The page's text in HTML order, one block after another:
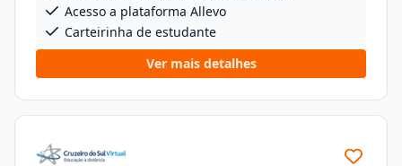
Acesso a plataforma Allevo
Carteirinha de estudante
Ver mais detalhes